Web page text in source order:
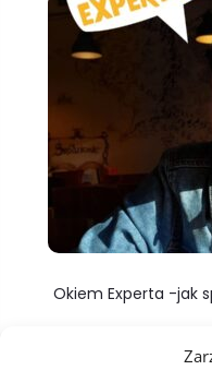
Okiem Experta -jak